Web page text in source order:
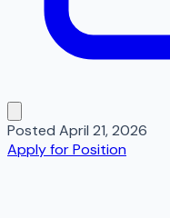
Posted April 21, 2026
Apply for Position